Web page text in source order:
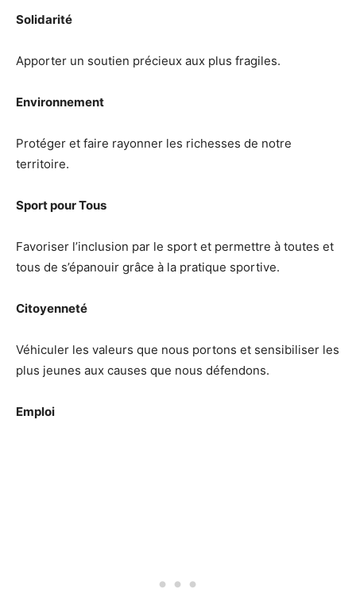
Solidarité
Apporter un soutien précieux aux plus fragiles.
Environnement
Protéger et faire rayonner les richesses de notre
territoire.
Sport pour Tous
Favoriser l’inclusion par le sport et permettre à toutes et
tous de s’épanouir grâce à la pratique sportive.
Citoyenneté
Véhiculer les valeurs que nous portons et sensibiliser les
plus jeunes aux causes que nous défendons.
Emploi